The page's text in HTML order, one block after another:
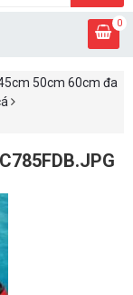
0
50cm 60cm đa